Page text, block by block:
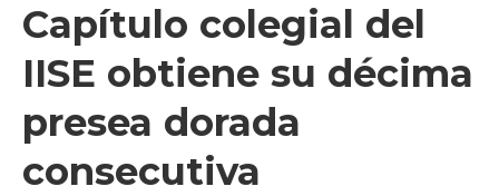
Capítulo colegial del
IISE obtiene su décima
presea dorada
consecutiva